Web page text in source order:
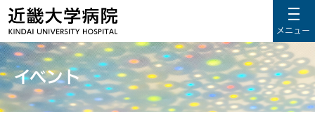
メニュー
イベント